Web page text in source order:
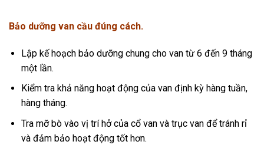
Bảo dưỡng van cầu đúng cách.
Lập kế hoạch bảo dưỡng chung cho van từ 6 đến 9 tháng
một lần.
Kiểm tra khả năng hoạt động của van định kỳ hàng tuần,
hàng tháng.
Tra mỡ bò vào vị trí hở của cổ van và trục van để tránh rỉ
và đảm bảo hoạt động tốt hơn.